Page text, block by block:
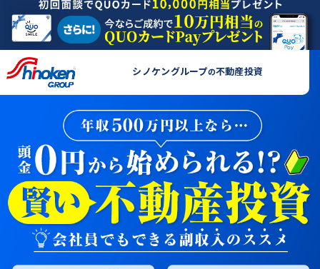
シノケングループの不動産投資